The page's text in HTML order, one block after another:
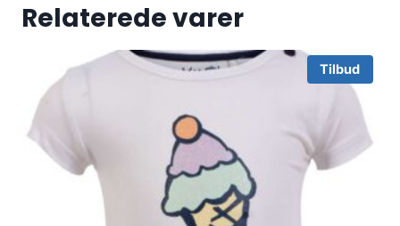
Relaterede varer
Tilbud